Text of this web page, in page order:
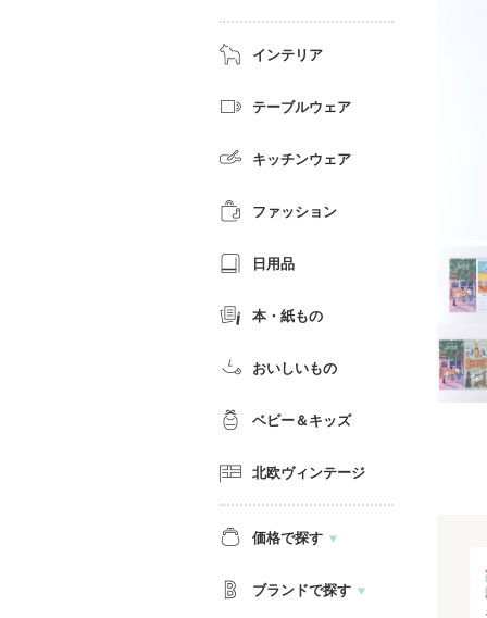
インテリア
テーブルウェア
キッチンウェア
ファッション
日用品
本・紙もの
おいしいもの
ベビー＆キッズ
北欧ヴィンテージ
価格で探す
ブランドで探す